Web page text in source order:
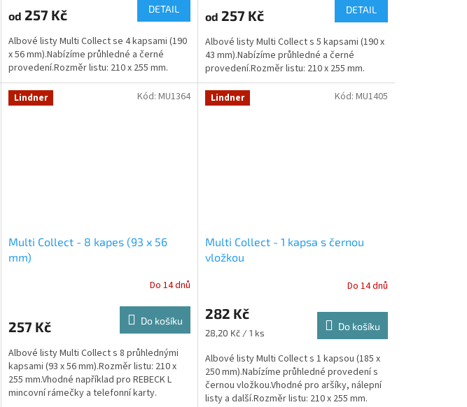
od 257 Kč DETAIL
Albové listy Multi Collect se 4 kapsami (190
x 56 mm).Nabízíme průhledné a černé
provedení.Rozměr listu: 210 x 255 mm.
od 257 Kč DETAIL
Albové listy Multi Collect s 5 kapsami (190 x
43 mm).Nabízíme průhledné a černé
provedení.Rozměr listu: 210 x 255 mm.
Lindner
Multi Collect - 8 kapes (93 x 56
mm)
Do 14 dnů
257 Kč Do košíku
Albové listy Multi Collect s 8 průhlednými
kapsami (93 x 56 mm).Rozměr listu: 210 x
255 mm.Vhodné například pro REBECK L
mincovní rámečky a telefonní karty.
Kód: MU1364 Lindner
Multi Collect - 1 kapsa s černou
vložkou
Do 14 dnů
282 Kč
Měrná
28,20 Kč / 1 ks
Do košíku
Albové listy Multi Collect s 1 kapsou (185 x
250 mm).Nabízíme průhledné provedení s
černou vložkou.Vhodné pro aršíky, nálepní
listy a další.Rozměr listu: 210 x 255 mm.
Kód: MU1405